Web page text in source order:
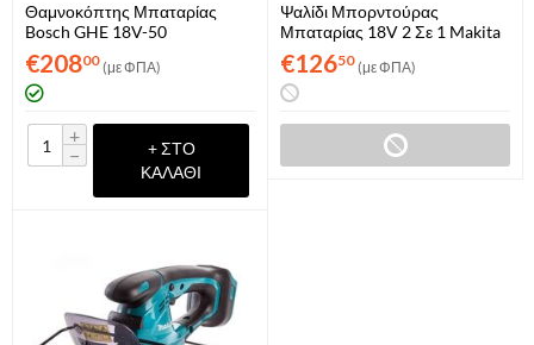
Θαμνοκόπτης Μπαταρίας
Bosch GHE 18V-50
Professional Solo
(06008C9500)
€20800 (με ΦΠΑ)
+
−
+ ΣΤΟ
ΚΑΛΆΘΙ
Ψαλίδι Μπορντούρας
Μπαταρίας 18V 2 Σε 1 Makita
DUM604ZX (Μόνο Σώμα)
€12650 (με ΦΠΑ)